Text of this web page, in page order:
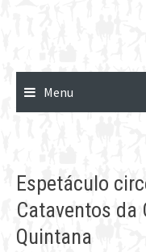
Menu
Espetáculo
Cataventos da
Quintana